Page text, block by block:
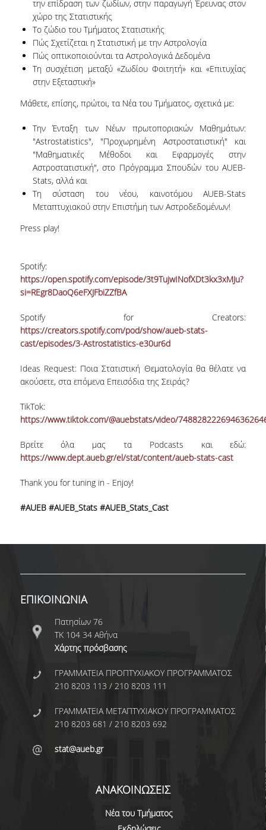
ΠΡΟΚΗΡΥΞΕΙΣ ΑΠΟΚΤΗΣΗΣ ΑΚΑΔΗΜΑΪΚΗΣ
ΕΜΠΕΙΡΙΑΣ
ΩΡΕΣ ΓΡΑΦΕΙΟΥ
ΠΡΟΠΤΥΧΙΑΚΕΣ ΣΠΟΥΔΕΣ
ΠΡΟΓΡΑΜΜΑ ΣΠΟΥΔΩΝ
ΟΔΗΓΟΣ ΣΠΟΥΔΩΝ
ΟΔΗΓΟΣ ΣΠΟΥΔΩΝ 2025-26
ΜΑΘΗΜΑΤΑ
ΜΑΘΗΜΑΤΑ ΕΛΕΥΘΕΡΗΣ
ΕΠΙΛΟΓΗΣ ΑΠΟ ΑΛΛΑ ΤΜΗΜΑΤΑ
ΚΥΚΛΟΙ ΜΑΘΗΜΑΤΩΝ
ΠΕΡΙΓΡΑΜΜΑΤΑ ΜΑΘΗΜΑΤΩΝ
ΑΛΛΑ ΣΤΟΙΧΕΙΑ
ΠΡΑΚΤΙΚΗ ΑΣΚΗΣΗ
ΠΡΟΓΡΑΜΜΑ ERASMUS
ΑΚΑΔ. ΕΤΟΥΣ 2026-27
ΚΑΤΑΤΑΚΤΗΡΙΕΣ ΕΞΕΤΑΣΕΙΣ
ΣΤΡΑΤΗΓΙΚΗ ΠΠΣ
ΠΡΟΓΡΑΜΜΑ ΣΠΟΥΔΩΝ ΣΤΗΝ
ΣΤΑΤΙΣΤΙΚΗ
VIDEO
την επίδραση των ζωδίων, στην παραγωγή Έρευνας στον
χώρο της Στατιστικής
Το ζώδιο του Τμήματος Στατιστικής
Πώς Σχετίζεται η Στατιστική με την Αστρολογία
Πώς oπτικοποιούνται τα Αστρολογικά Δεδομένα
Τη συσχέτιση μεταξύ «Ζωδίου Φοιτητή» και «Επιτυχίας
στην Εξεταστική»
Μάθετε, επίσης, πρώτοι, τα Νέα του Τμήματος, σχετικά με:
Την Ένταξη των Νέων πρωτοποριακών Μαθημάτων:
"Astrostatistics", "Προχωρημένη Αστροστατιστική" και
"Μαθηματικές Μέθοδοι και Εφαρμογές στην
Αστροστατιστική", στο Πρόγραμμα Σπουδών του AUEB-
Stats, αλλά και
Τη σύσταση του νέου, καινοτόμου AUEB-Stats
Μεταπτυχιακού στην Επιστήμη των Αστροδεδομένων!
Press play!
Spotify:
https://open.spotify.com/episode/3t9TujwINofXDt3kx3xMJu?
si=REgr8DaoQ6eFXJFbiZZfBA
Spotify for Creators:
https://creators.spotify.com/pod/show/aueb-stats-
cast/episodes/3-Astrostatistics-e30ur6d
Ideas Request: Ποια Στατιστική Θεματολογία θα θέλατε να
ακούσετε, στα επόμενα Επεισόδια της Σειράς?
TikTok:
https://www.tiktok.com/@auebstats/video/
Βρείτε όλα μας τα Podcasts και εδώ:
https://www.dept.aueb.gr/el/stat/content/aueb-stats-cast
Thank you for tuning in - Enjoy!
#AUEB #AUEB_Stats #AUEB_Stats_Cast
ΕΠΙΚΟΙΝΩΝΙΑ
Πατησίων 76
ΤΚ 104 34 Αθήνα
Χάρτης πρόσβασης
ΓΡΑΜΜΑΤΕΙΑ ΠΡΟΠΤΥΧΙΑΚΟΥ ΠΡΟΓΡΑΜΜΑΤΟΣ
210 8203 113 / 210 8203 111
ΓΡΑΜΜΑΤΕΙΑ ΜΕΤΑΠΤΥΧΙΑΚΟΥ ΠΡΟΓΡΑΜΜΑΤΟΣ
210 8203 681 / 210 8203 692
stat@aueb.gr
ΑΝΑΚΟΙΝΩΣΕΙΣ
Νέα του Τμήματος